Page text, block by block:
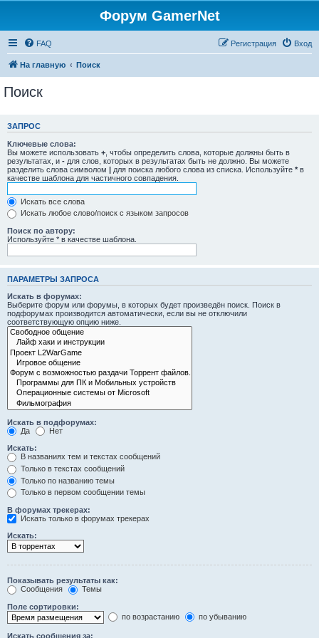
Форум GamerNet
FAQ Вход
Регистрация
На главную Поиск
Поиск
ЗАПРОС
Ключевые слова:
Вы можете использовать + , чтобы определить слова, которые должны быть в
результатах, и - для слов, которых в результатах быть не должно. Вы можете
разделить слова символом | для поиска любого слова из списка. Используйте * в
качестве шаблона для частичного совпадения.
Искать все слова
Искать любое слово/поиск с языком запросов
Поиск по автору:
Используйте * в качестве шаблона.
ПАРАМЕТРЫ ЗАПРОСА
Искать в форумах:
Выберите форум или форумы, в которых будет произведён поиск. Поиск в
подфорумах производится автоматически, если вы не отключили
соответствующую опцию ниже.
Искать в подфорумах:
Да
Нет
Искать:
В названиях тем и текстах сообщений
Только в текстах сообщений
Только по названию темы
Только в первом сообщении темы
В форумах трекерах:
Искать только в форумах трекерах
Искать:
Показывать результаты как:
Сообщения
Темы
Поле сортировки:
по возрастанию
по убыванию
Искать сообщения за: